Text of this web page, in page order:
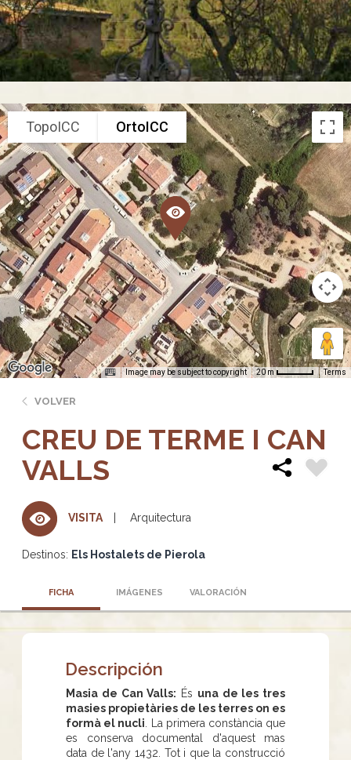
TopoICC OrtoICC
Image may be subject to copyright 20 m Terms
VOLVER
CREU DE TERME I CAN
VALLS
VISITA Arquitectura
Destinos: Els Hostalets de Pierola
FICHA IMÁGENES VALORACIÓN
Descripción
Masia de Can Valls: És una de les tres
masies propietàries de les terres on es
formà el nucli . La primera constància que
es conserva documental d'aquest mas
data de l'any 1432. Tot i que la construcció